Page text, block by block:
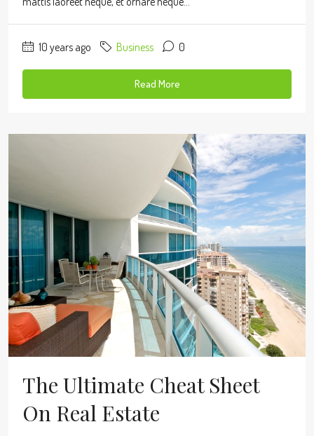
10 years ago Business 0
Read More
The Ultimate Cheat Sheet
On Real Estate